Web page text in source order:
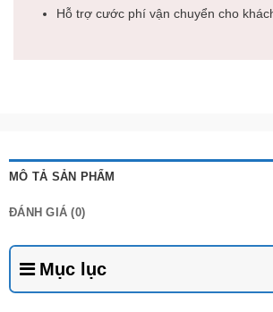
Hỗ trợ cước phí vận chuyển cho
MÔ TẢ SẢN PHẨM
ĐÁNH GIÁ (0)
Mục lục